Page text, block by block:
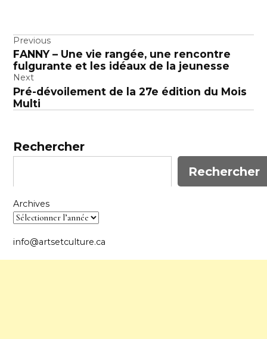
Navigation
de
l’article
Previous
FANNY – Une vie rangée, une rencontre
fulgurante et les idéaux de la jeunesse
Next
Pré-dévoilement de la 27e édition du Mois
Multi
Rechercher
Rechercher
Archives
info@artsetculture.ca